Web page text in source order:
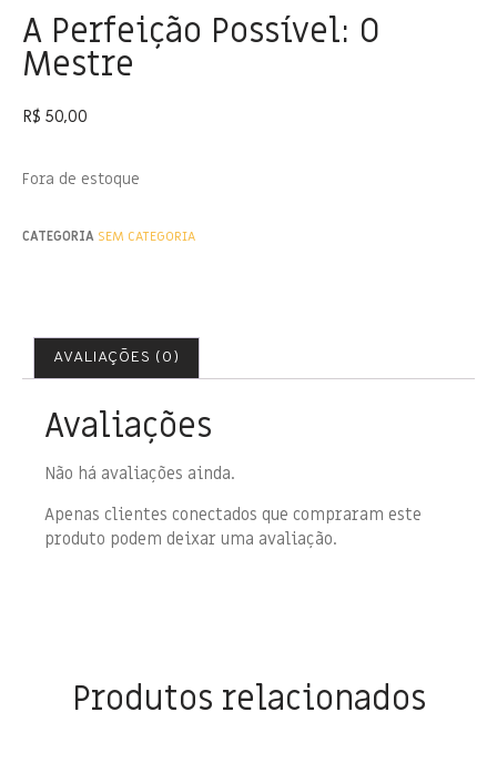
A Perfeição Possível: O
Mestre
R$ 50,00
Fora de estoque
CATEGORIA SEM CATEGORIA
AVALIAÇÕES (0)
Avaliações
Não há avaliações ainda.
Apenas clientes conectados que compraram este
produto podem deixar uma avaliação.
Produtos relacionados